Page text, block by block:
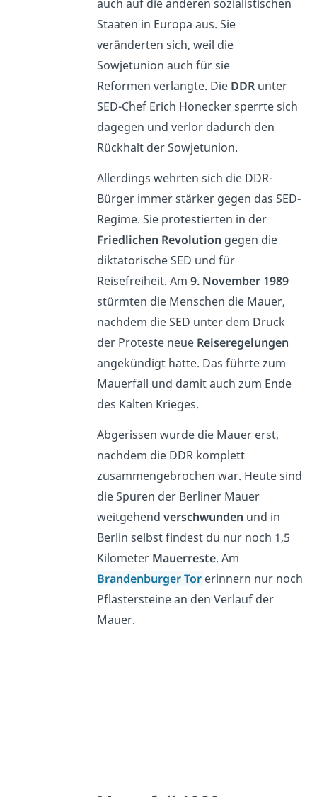
auch auf die anderen sozialistischen
Staaten in Europa aus. Sie
veränderten sich, weil die
Sowjetunion auch für sie
Reformen verlangte. Die DDRunter
SED-Chef Erich Honecker sperrte sich
dagegen und verlor dadurch den
Rückhalt der Sowjetunion.
Allerdings wehrten sich die DDR-
Bürger immer stärker gegen das SED-
Regime. Sie protestierten in der
Friedlichen Revolution gegen die
diktatorische SED und für
Reisefreiheit. Am 9. November 1989
stürmten die Menschen die Mauer,
nachdem die SED unter dem Druck
der Proteste neue Reiseregelungen
angekündigt hatte. Das führte zum
Mauerfall und damit auch zum Ende
des Kalten Krieges.
Abgerissen wurde die Mauer erst,
nachdem die DDR komplett
zusammengebrochen war. Heute sind
die Spuren der Berliner Mauer
weitgehend verschwunden und in
Berlin selbst findest du nur noch 1,5
Kilometer Mauerreste. Am
Brandenburger Tor erinnern nur noch
Pflastersteine an den Verlauf der
Mauer.